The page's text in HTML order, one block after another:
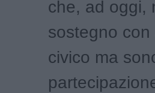
che, ad oggi,
sostegno
civico ma